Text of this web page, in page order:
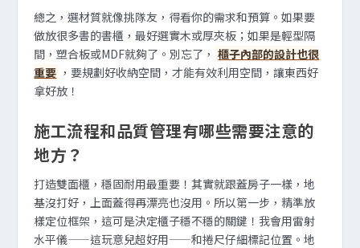
總之，選材質就像挑隊友，得看你的需求和預算。如果要
做放很多書的書櫃，最好選實木或厚夾板；如果是輕型隔
間，塑合板或MDF就夠了。別忘了， 櫃子內部的設計也很
重要 ，要規劃好收納空間，才能有效利用空間，讓東西好
拿好放！
施工流程和品質管理有哪些需要注意的
地方？
打造雙面櫃，穩固耐用最重要！其實就跟蓋房子一樣，地
基沒打好，上面蓋得再漂亮也沒用。所以第一步，精準放
樣定位框架，這可是決定櫃子穩不穩的關鍵！我會用雷射
水平儀——這玩意兒超好用——和捲尺仔細標記位置。地